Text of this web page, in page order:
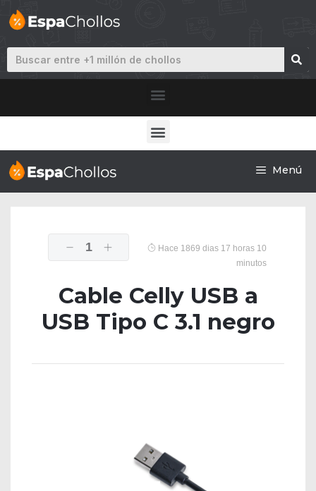
Menú
1
Hace 1869 dias 17 horas 10
minutos
Cable Celly USB a
USB Tipo C 3.1 negro